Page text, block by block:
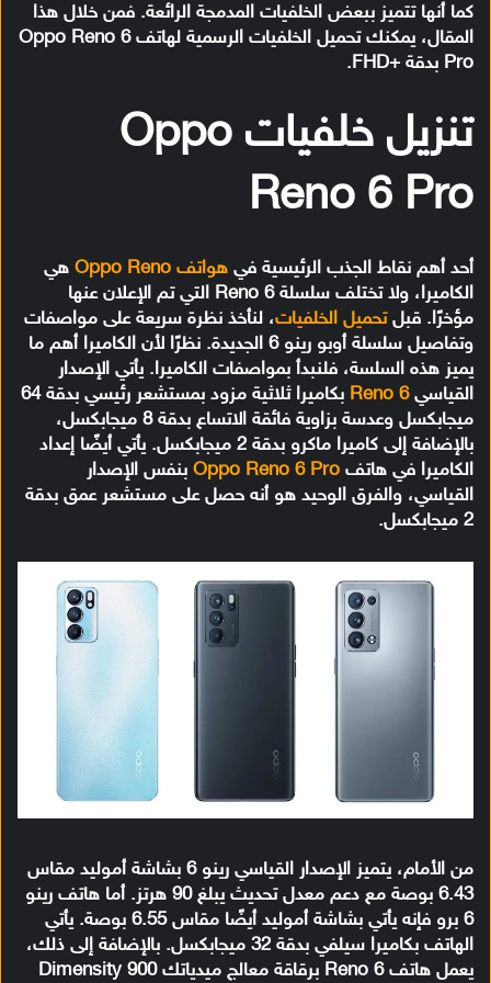
كما أنها تتميز ببعض الخلفيات المدمجة الرائعة. فمن خلال هذا
المقال، يمكنك تحميل الخلفيات الرسمية لهاتف Oppo Reno 6
Pro بدقة +FHD.
تنزيل خلفيات Oppo
Reno 6 Pro
أحد أهم نقاط الجذب الرئيسية في هواتف Oppo Reno
هي
الكاميرا، ولا تختلف سلسلة Reno 6 التي تم الإعلان عنها
مؤخرًا. قبلتحميل الخلفيات، لنأخذ نظرة سريعة على مواصفات
وتفاصيل سلسلة أوبو رينو 6 الجديدة. نظرًا لأن الكاميرا أهم ما
يميز هذه السلسة، فلنبدأ بمواصفات الكاميرا. يأتي الإصدار
القياسيReno 6
بكاميرا ثلاثية مزود بمستشعر رئيسي بدقة 64
ميجابكسل وعدسة بزاوية فائقة الاتساع بدقة 8 ميجابكسل،
بالإضافة إلى كاميرا ماكرو بدقة 2 ميجابكسل. يأتي أيضًا إعداد
الكاميرا في هاتف Oppo Reno 6 Pro بنفس الإصدار
القياسي، والفرق الوحيد هو أنه حصل على مستشعر عمق بدقة
2 ميجابكسل.
من الأمام، يتميز الإصدار القياسي رينو 6 بشاشة أموليد مقاس
6.43 بوصة مع دعم معدل تحديث يبلغ 90 هرتز. أما هاتف رينو
6 برو فإنه يأتي بشاشة أموليد أيضًا مقاس 6.55 بوصة. يأتي
الهاتف بكاميرا سيلفي بدقة 32 ميجابكسل. بالإضافة إلى ذلك،
يعمل هاتف Reno 6 برقاقة معالج ميدياتك Dimensity 900